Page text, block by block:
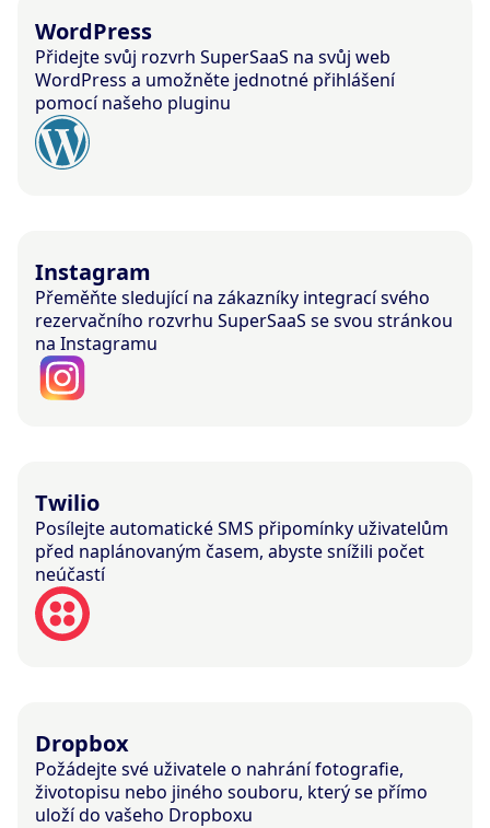
WordPress
Přidejte svůj rozvrh SuperSaaS na svůj web
WordPress a umožněte jednotné přihlášení
pomocí našeho pluginu
Instagram
Přeměňte sledující na zákazníky integrací svého
rezervačního rozvrhu SuperSaaS se svou stránkou
na Instagramu
Twilio
Posílejte automatické SMS připomínky uživatelům
před naplánovaným časem, abyste snížili počet
neúčastí
Dropbox
Požádejte své uživatele o nahrání fotografie,
životopisu nebo jiného souboru, který se přímo
uloží do vašeho Dropboxu